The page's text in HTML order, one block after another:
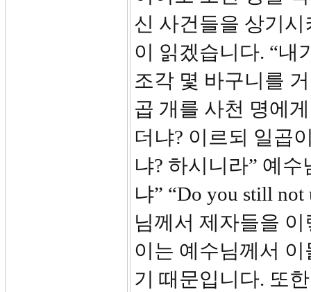
신 사건들을 상기
이 읽겠습니다. “내
조각 몇 바구니를
곱 개를 사천 명에
더냐? 이르되 일곱
냐? 하시니라” 예
냐” “Do you still
님께서 제자들을
이는 예수님께서
기 때문입니다. 또